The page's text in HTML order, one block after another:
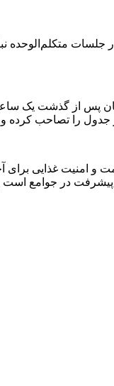
متکلم‌الوحده
را تصاحب کرده و
و امنیت غذایی
در جوامع است